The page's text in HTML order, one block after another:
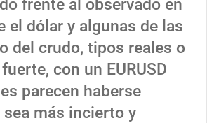
frente al observado en
dólar y algunas de las
del crudo, tipos reales o
con un EURUSD
parecen haberse
más incierto y